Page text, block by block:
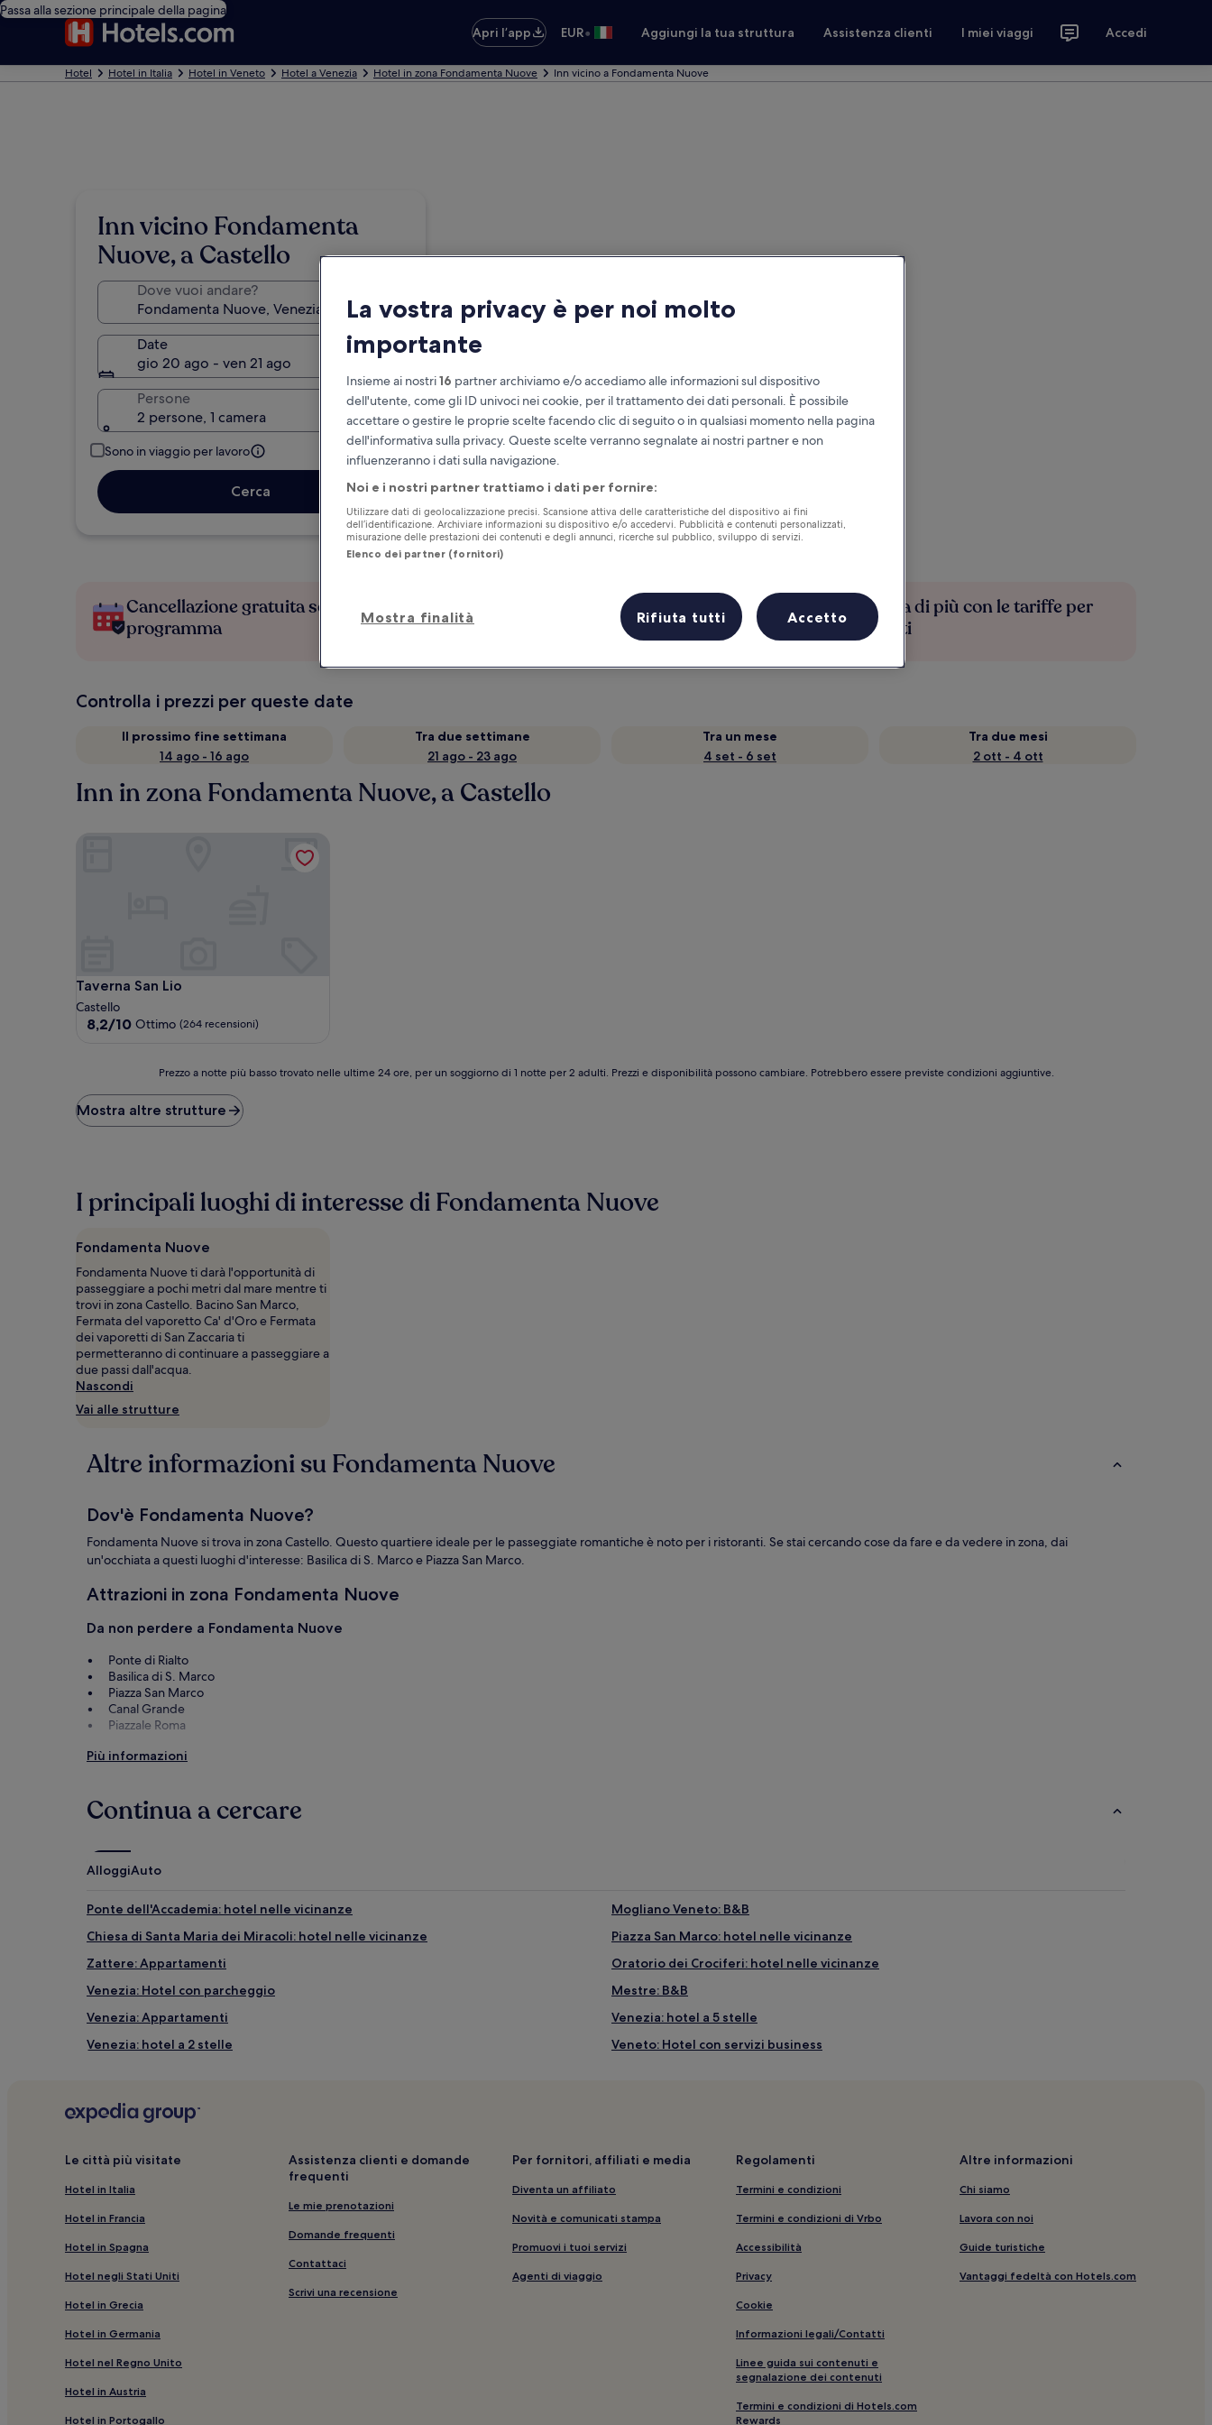
Passa alla sezione principale della pagina
Apri l’app
EUR• Aggiungi la tua struttura Assistenza clienti I miei viaggi Accedi
Hotel Hotel in Italia Hotel in Veneto Hotel a Venezia Hotel in zona Fondamenta Nuove Inn vicino a Fondamenta Nuove
Inn vicino Fondamenta
Nuove, a Castello
Dove vuoi andare?
Date
gio 20 ago - ven 21 ago
Persone
2 persone, 1 camera
Sono in viaggio per lavoro
Cerca
Cancellazione gratuita se cambi
programma
Accumula vantaggi con ogni notte di
Risparmia di più con le tariffe per
soli iscritti
Controlla i prezzi per queste date
Il prossimo fine settimana
14 ago - 16 ago
Tra due settimane
21 ago - 23 ago
Tra un mese
4 set - 6 set
Tra due mesi
2 ott - 4 ott
Inn in zona Fondamenta Nuove, a Castello
Taverna San Lio
Taverna San Lio
Castello
8.2
recensioni)
8,2/10 Ottimo (264 recensioni)
notte
più
ore,
un
soggiorno
di
1
notte
per
2
adulti.
Prezzi
e
disponibilità
Potrebbero
condizioni
Prezzo a notte più basso trovato nelle ultime 24 ore, per un soggiorno di 1 notte per 2 adulti. Prezzi e disponibilità possono cambiare. Potrebbero essere previste condizioni aggiuntive.
Mostra altre strutture
I principali luoghi di interesse di Fondamenta Nuove
Fondamenta Nuove
Fondamenta Nuove ti darà l'opportunità di
passeggiare a pochi metri dal mare mentre ti
trovi in zona Castello. Bacino San Marco,
Fermata del vaporetto Ca' d'Oro e Fermata
dei vaporetti di San Zaccaria ti
permetteranno di continuare a passeggiare a
due passi dall'acqua.
Nascondi
Vai alle strutture
Altre informazioni su Fondamenta Nuove
Dov'è Fondamenta Nuove?
Fondamenta Nuove si trova in zona Castello. Questo quartiere ideale per le passeggiate romantiche è noto per i ristoranti. Se stai cercando cose da fare e da vedere in zona, dai
un'occhiata a questi luoghi d'interesse: Basilica di S. Marco e Piazza San Marco.
Attrazioni in zona Fondamenta Nuove
Da non perdere a Fondamenta Nuove
Ponte di Rialto
Basilica di S. Marco
Piazza San Marco
Canal Grande
Piazzale Roma
Cose da fare in zona Fondamenta Nuove
Mercato di Rialto
Casinò di Venezia
Più informazioni
Continua a cercare
AlloggiAuto
Ponte dell'Accademia: hotel nelle vicinanze
Mogliano Veneto: B&B
Chiesa di Santa Maria dei Miracoli: hotel nelle vicinanze
Piazza San Marco: hotel nelle vicinanze
Zattere: Appartamenti
Oratorio dei Crociferi: hotel nelle vicinanze
Venezia: Hotel con parcheggio
Mestre: B&B
Venezia: Appartamenti
Venezia: hotel a 5 stelle
Venezia: hotel a 2 stelle
Veneto: Hotel con servizi business
Museo Storico Navale: hotel nelle vicinanze
Biblioteca Nazionale Marciana: hotel nelle vicinanze
Veneto: Hotel di lusso
Chiesa di Santa Maria Assunta: hotel nelle vicinanze
Fermata dei vaporetti di San Zaccaria: hotel nelle vicinanze
Venezia: Hotel con piscina
Campo San Polo: hotel nelle vicinanze
Venezia: Inn
Chiesa di San Moisè: hotel nelle vicinanze
Veneto: Hotel con colazione gratuita
Venezia: Hotel con parcheggio
Fondamenta Nuove: B&B
Le città più visitate
Hotel in Italia
Hotel in Francia
Hotel in Spagna
Hotel negli Stati Uniti
Hotel in Grecia
Hotel in Germania
Hotel nel Regno Unito
Hotel in Austria
Hotel in Portogallo
Assistenza clienti e domande
frequenti
Le mie prenotazioni
Domande frequenti
Contattaci
Scrivi una recensione
Per fornitori, affiliati e media
Diventa un affiliato
Novità e comunicati stampa
Promuovi i tuoi servizi
Agenti di viaggio
Regolamenti
Termini e condizioni
Termini e condizioni di Vrbo
Accessibilità
Privacy
Cookie
Informazioni legali/Contatti
Linee guida sui contenuti e
segnalazione dei contenuti
Termini e condizioni di Hotels.com
Rewards
Altre informazioni
Chi siamo
Lavora con noi
Guide turistiche
Vantaggi fedeltà con Hotels.com
La vostra privacy è per noi molto
importante
Insieme ai nostri16 partner archiviamo e/o accediamo alle informazioni sul dispositivo
dell'utente, come gli ID univoci nei cookie, per il trattamento dei dati personali. È possibile
accettare o gestire le proprie scelte facendo clic di seguito o in qualsiasi momento nella pagina
dell'informativa sulla privacy. Queste scelte verranno segnalate ai nostri partner e non
influenzeranno i dati sulla navigazione.
Noi e i nostri partner trattiamo i dati per fornire:
Utilizzare dati di geolocalizzazione precisi. Scansione attiva delle caratteristiche del dispositivo ai fini
dell’identificazione. Archiviare informazioni su dispositivo e/o accedervi. Pubblicità e contenuti personalizzati,
misurazione delle prestazioni dei contenuti e degli annunci, ricerche sul pubblico, sviluppo di servizi.
Elenco dei partner (fornitori)
Mostra finalità Rifiuta tutti Accetto